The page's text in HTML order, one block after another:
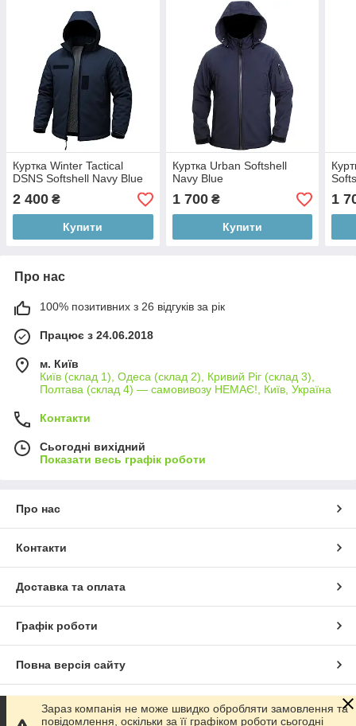
Куртка Winter Tactical
DSNS Softshell Navy Blue
2 400 ₴
Купити
Куртка Urban Softshell
Navy Blue
1 700₴
Купити
1
Про нас
100% позитивних з 26 відгуків за рік
Працює з 24.06.2018
м. Київ
Київ (склад 1), Одеса (склад 2), Кривий Ріг (склад 3),
Полтава (склад 4) — самовивозу НЕМАЄ!, Київ, Україна
Контакти
Сьогодні вихідний
Показати весь графік роботи
Про нас
Контакти
Доставка та оплата
Графік роботи
Повна версія сайту
Сайт створено на маркетплейсі Prom.ua
Зараз компанія не може швидко обробляти замовлення та
повідомлення, оскільки за її графіком роботи сьогодні